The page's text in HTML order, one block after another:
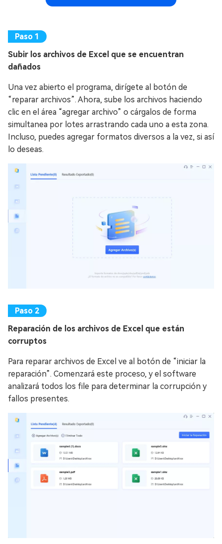
Subir los archivos de Excel que se encuentran
dañados
Una vez abierto el programa, dirígete al botón de
“reparar archivos”. Ahora, sube los archivos haciendo
clic en el área “agregar archivo” o cárgalos de forma
simultanea por lotes arrastrando cada uno a esta zona.
Incluso, puedes agregar formatos diversos a la vez, si así
lo deseas.
Reparación de los archivos de Excel que están
corruptos
Para reparar archivos de Excel ve al botón de “iniciar la
reparación”. Comenzará este proceso, y el software
analizará todos los file para determinar la corrupción y
fallos presentes.